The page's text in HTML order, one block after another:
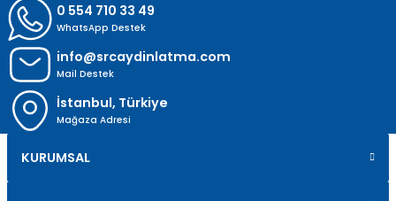
0 554 710 33 49
WhatsApp Destek
info@srcaydinlatma.com
Mail Destek
İstanbul, Türkiye
Mağaza Adresi
KURUMSAL